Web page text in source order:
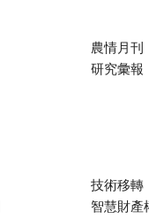
農情月刊
研究彙報
技術移轉
智慧財產